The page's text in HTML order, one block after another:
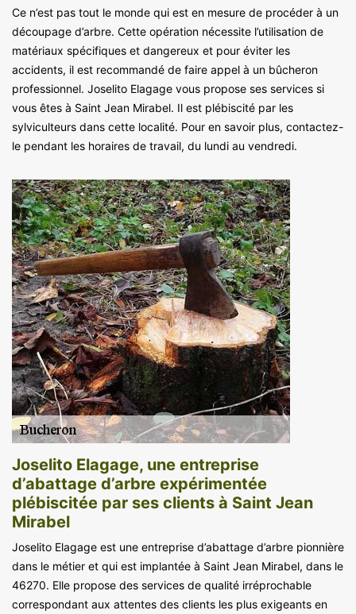
Ce n’est pas tout le monde qui est en mesure de procéder à un
découpage d’arbre. Cette opération nécessite l’utilisation de
matériaux spécifiques et dangereux et pour éviter les
accidents, il est recommandé de faire appel à un bûcheron
professionnel. Joselito Elagage vous propose ses services si
vous êtes à Saint Jean Mirabel. Il est plébiscité par les
sylviculteurs dans cette localité. Pour en savoir plus, contactez-
le pendant les horaires de travail, du lundi au vendredi.
Joselito Elagage, une entreprise
d’abattage d’arbre expérimentée
plébiscitée par ses clients à Saint Jean
Mirabel
Joselito Elagage est une entreprise d’abattage d’arbre pionnière
dans le métier et qui est implantée à Saint Jean Mirabel, dans le
46270. Elle propose des services de qualité irréprochable
correspondant aux attentes des clients les plus exigeants en